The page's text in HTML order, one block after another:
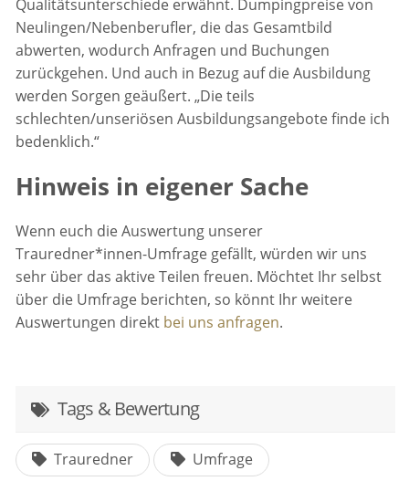
Qualitätsunterschiede erwähnt. Dumpingpreise von
Neulingen/Nebenberufler, die das Gesamtbild
abwerten, wodurch Anfragen und Buchungen
zurückgehen. Und auch in Bezug auf die Ausbildung
werden Sorgen geäußert. „Die teils
schlechten/unseriösen Ausbildungsangebote finde ich
bedenklich.“
Hinweis in eigener Sache
Wenn euch die Auswertung unserer
Trauredner*innen-Umfrage gefällt, würden wir uns
sehr über das aktive Teilen freuen. Möchtet Ihr selbst
über die Umfrage berichten, so könnt Ihr weitere
Auswertungen direkt bei uns anfragen.
Tags & Bewertung
Trauredner Umfrage